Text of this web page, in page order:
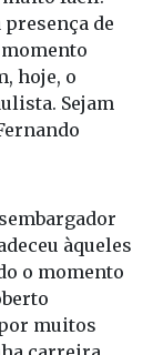
hoje, o
Sejam
àqueles
o momento
muitos
carreira.